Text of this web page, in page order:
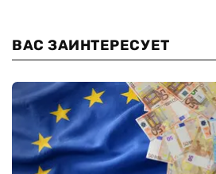
ВАС ЗАИНТЕРЕСУЕТ